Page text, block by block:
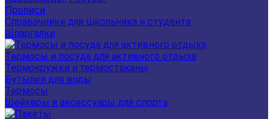
Прописи
Справочники для школьника и студента
Шпаргалки
Термосы и посуда для активного отдыха
Термокружки и термостаканы
Бутылки для воды
Термосы
Шейкеры и аксессуары для спорта